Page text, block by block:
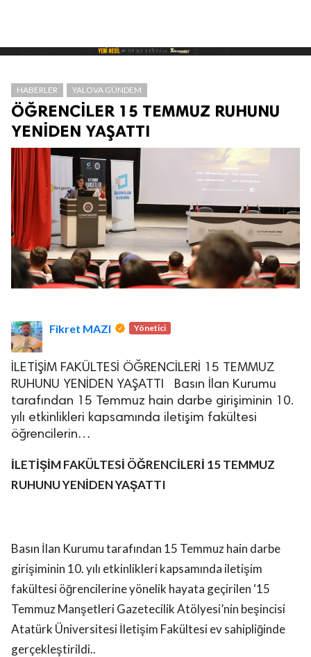
Asayiş
Saklıdır.
HABERLER YALOVA GÜNDEM
ÖĞRENCİLER 15 TEMMUZ RUHUNU
YENİDEN YAŞATTI
Fikret MAZI Yönetici
İLETİŞİM FAKÜLTESİ ÖĞRENCİLERİ 15 TEMMUZ
RUHUNU YENİDEN YAŞATTI Basın İlan Kurumu
tarafından 15 Temmuz hain darbe girişiminin 10.
yılı etkinlikleri kapsamında iletişim fakültesi
öğrencilerin…
İLETİŞİM FAKÜLTESİ ÖĞRENCİLERİ 15 TEMMUZ
RUHUNU YENİDEN YAŞATTI
Basın İlan Kurumu tarafından 15 Temmuz hain darbe
girişiminin 10. yılı etkinlikleri kapsamında iletişim
fakültesi öğrencilerine yönelik hayata geçirilen ‘15
Temmuz Manşetleri Gazetecilik Atölyesi’nin beşincisi
Atatürk Üniversitesi İletişim Fakültesi ev sahipliğinde
gerçekleştirildi..